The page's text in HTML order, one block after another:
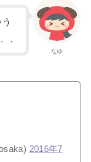
なゆ
、
2016年7